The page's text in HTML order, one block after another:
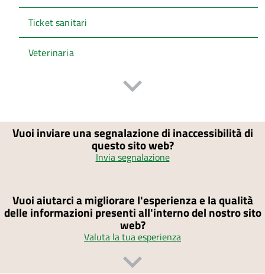
Ticket sanitari
Veterinaria
Vuoi inviare una segnalazione di inaccessibilità di
questo sito web?
Invia segnalazione
Vuoi aiutarci a migliorare l'esperienza e la qualità
delle informazioni presenti all'interno del nostro sito
web?
Valuta la tua esperienza